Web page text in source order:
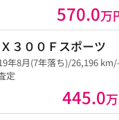
570.0万
３００Ｆスポーツ
年8月(7年落ち)/26,196
定
445.0